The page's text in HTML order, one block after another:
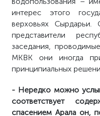
интерес этого
верховьях
представители
заседания,
МКВК они иногда
принципиальных
- Нередко можно
соответствует
спасением Арала он,